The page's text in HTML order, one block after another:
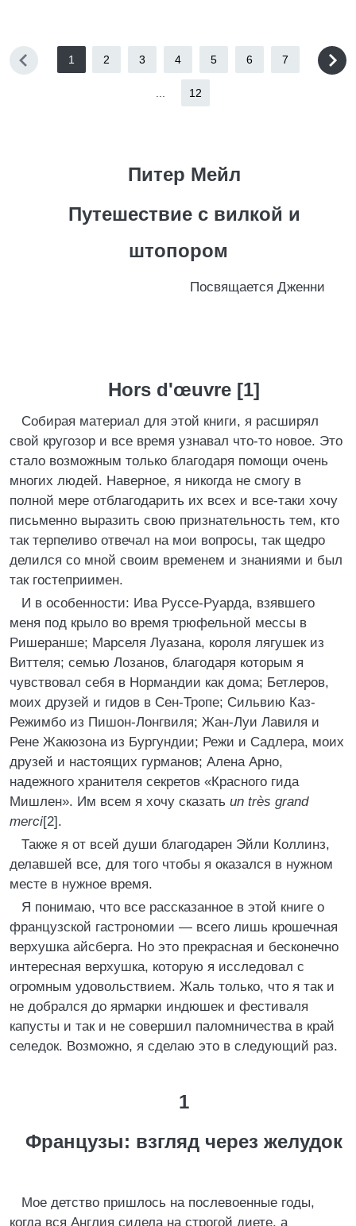
1 2 3 4 5 6 7
12
Питер Мейл
Путешествие с вилкой и
штопором
Посвящается Дженни
Hors d'œuvre [1]
Собирая материал для этой книги, я расширял
свой кругозор и все время узнавал что-то новое. Это
стало возможным только благодаря помощи очень
многих людей. Наверное, я никогда не смогу в
полной мере отблагодарить их всех и все-таки хочу
письменно выразить свою признательность тем, кто
так терпеливо отвечал на мои вопросы, так щедро
делился со мной своим временем и знаниями и был
так гостеприимен.
И в особенности: Ива Руссе-Руарда, взявшего
меня под крыло во время трюфельной мессы в
Ришеранше; Марселя Луазана, короля лягушек из
Виттеля; семью Лозанов, благодаря которым я
чувствовал себя в Нормандии как дома; Бетлеров,
моих друзей и гидов в Сен-Тропе; Сильвию Каз-
Режимбо из Пишон-Лонгвиля; Жан-Луи Лавиля и
Рене Жакюзона из Бургундии; Режи и Садлера, моих
друзей и настоящих гурманов; Алена Арно,
надежного хранителя секретов «Красного гида
Мишлен». Им всем я хочу сказать un très grand
merci[2].
Также я от всей души благодарен Эйли Коллинз,
делавшей все, для того чтобы я оказался в нужном
месте в нужное время.
Я понимаю, что все рассказанное в этой книге о
французской гастрономии — всего лишь крошечная
верхушка айсберга. Но это прекрасная и бесконечно
интересная верхушка, которую я исследовал с
огромным удовольствием. Жаль только, что я так и
не добрался до ярмарки индюшек и фестиваля
капусты и так и не совершил паломничества в край
селедок. Возможно, я сделаю это в следующий раз.
1
Французы: взгляд через желудок
Мое детство пришлось на послевоенные годы,
когда вся Англия сидела на строгой диете, а